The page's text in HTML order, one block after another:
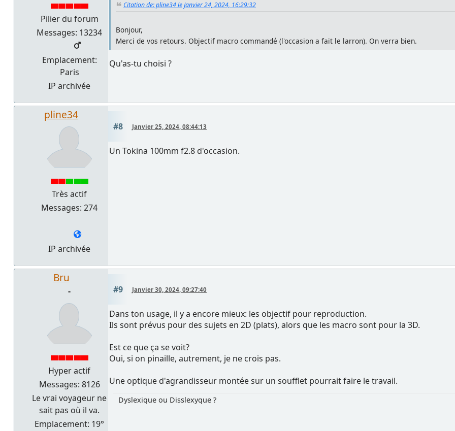
Pilier du forum
Messages: 13234
Emplacement:
Paris
IP archivée
Citation de: pline34 le Janvier 24, 2024, 16:29:32
Bonjour,
Merci de vos retours. Objectif macro commandé (l'occasion a fait le larron). On verra bien.
Qu'as-tu choisi ?
pline34
Très actif
Messages: 274
IP archivée
#8 Janvier 25, 2024, 08:44:13
Un Tokina 100mm f2.8 d'occasion.
Bru
-
Hyper actif
Messages: 8126
Le vrai voyageur ne
sait pas où il va.
Emplacement: 19°
#9 Janvier 30, 2024, 09:27:40
Dans ton usage, il y a encore mieux: les objectif pour reproduction.
Ils sont prévus pour des sujets en 2D (plats), alors que les macro sont pour la 3D.
Est ce que ça se voit?
Oui, si on pinaille, autrement, je ne crois pas.
Une optique d'agrandisseur montée sur un soufflet pourrait faire le travail.
Dyslexique ou Disslexyque ?